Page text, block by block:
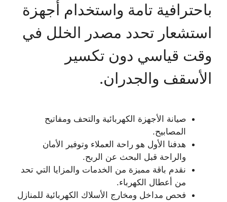
باحترافية تامة واستخدام أجهزة
استشعار تحدد مصدر الخلل في
وقت قياسي دون تكسير
الأسقف والجدران.
صيانة الأجهزة الكهربائية والتحف ومفاتيح
المصابيح.
هدفنا الأول هو راحة العملاء وتوفير الأمان
والراحة قبل البحث عن الربح.
نقدم باقة مميزة من الخدمات والمزايا التي تحد
من أعطال الكهرباء.
فحص مداخل ومخارج الأسلاك الكهربائية للمنازل